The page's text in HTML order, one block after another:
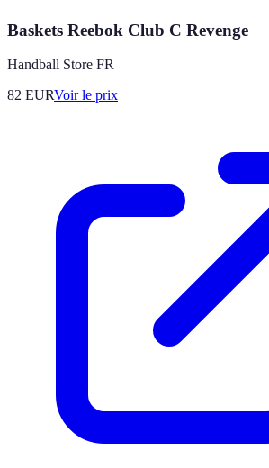
Baskets Reebok Club C Revenge
Handball Store FR
82 EURVoir le prix